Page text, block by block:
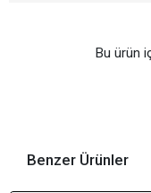
Bu ürün
Benzer Ürünler